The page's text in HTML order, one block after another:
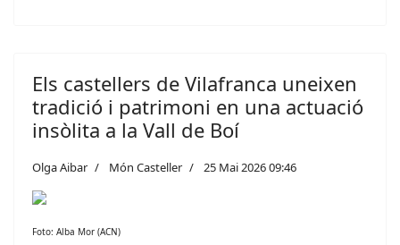
Els castellers de Vilafranca uneixen
tradició i patrimoni en una actuació
insòlita a la Vall de Boí
Olga Aibar Món Casteller 25 Mai 2026 09:46
Foto: Alba Mor (ACN)